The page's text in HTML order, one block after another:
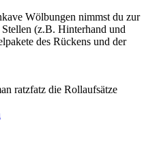
Wölbungen nimmst du zur
(z.B. Hinterhand und
des Rückens und der
ratzfatz die Rollaufsätze